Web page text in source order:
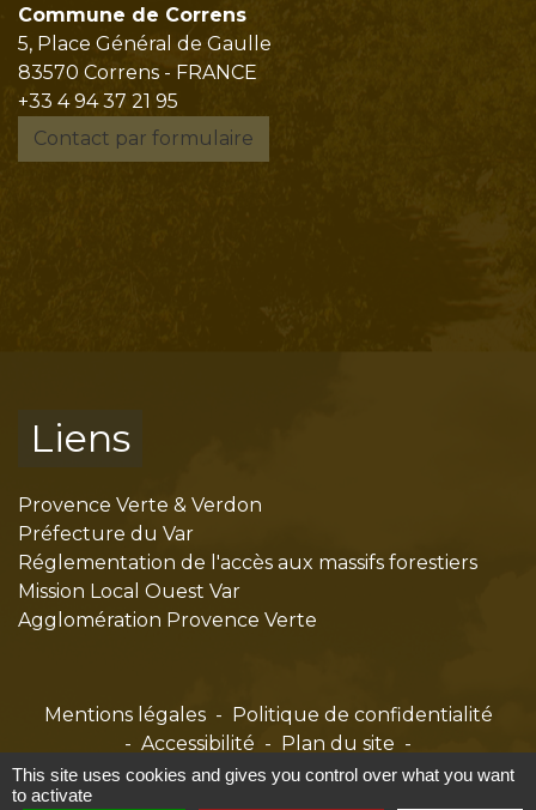
Commune de Correns
5, Place Général de Gaulle
83570 Correns - FRANCE
+33 4 94 37 21 95
Contact par formulaire
Liens
Provence Verte & Verdon
Préfecture du Var
Réglementation de l'accès aux massifs forestiers
Mission Local Ouest Var
Agglomération Provence Verte
Mentions légales - Politique de confidentialité
- Accessibilité - Plan du site -
Gestion des cookies
This site uses cookies and gives you control over what you want
to activate